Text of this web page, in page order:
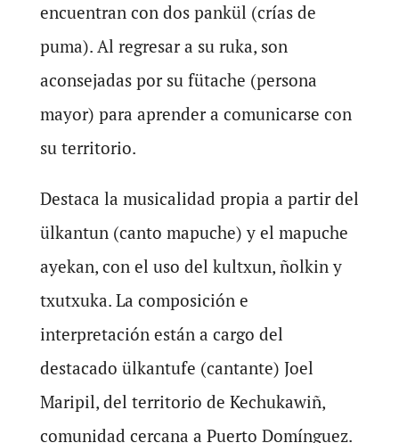
encuentran con dos pankül (crías de
puma). Al regresar a su ruka, son
aconsejadas por su fütache (persona
mayor) para aprender a comunicarse con
su territorio.
Destaca la musicalidad propia a partir del
ülkantun (canto mapuche) y el mapuche
ayekan, con el uso del kultxun, ñolkin y
txutxuka. La composición e
interpretación están a cargo del
destacado ülkantufe (cantante) Joel
Maripil, del territorio de Kechukawiñ,
comunidad cercana a Puerto Domínguez.